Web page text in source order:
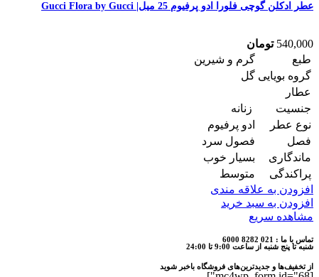
عطر ادکلن گوچی فلورا ادو پرفیوم 25 میل| Gucci Flora by Gucci
540,000 تومان
طبع
گرم و شیرین
گروه بویایی گل
عطار
جنسیت
زنانه
نوع عطر
ادو پرفیوم
فصل
فصول سرد
ماندگاری
بسیار خوب
پراکندگی
متوسط
افزودن به علاقه مندی
افزودن به سبد خرید
مشاهده سریع
تماس با ما : 021 8282 6000
شنبه تا پنج شنبه از ساعت 9:00 تا 24:00
از تخفیف‌ها و جدیدترین‌های فروشگاه باخبر شوید